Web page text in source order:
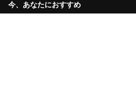
今、あなたにおすすめ